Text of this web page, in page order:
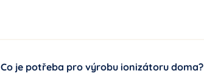
Co je potřeba pro výrobu ionizátoru doma?